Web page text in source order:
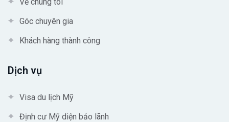
Góc chuyên gia
Khách hàng thành công
Dịch vụ
Visa du lịch Mỹ
Định cư Mỹ diện bảo lãnh